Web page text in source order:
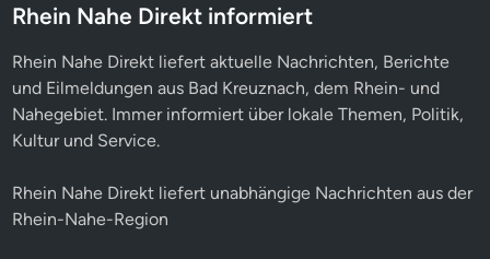
Rhein Nahe Direkt informiert
Rhein Nahe Direkt liefert aktuelle Nachrichten, Berichte
und Eilmeldungen aus Bad Kreuznach, dem Rhein- und
Nahegebiet. Immer informiert über lokale Themen, Politik,
Kultur und Service.
Rhein Nahe Direkt liefert unabhängige Nachrichten aus der
Rhein-Nahe-Region